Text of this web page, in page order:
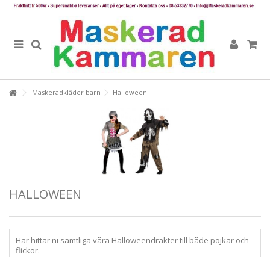
Maskeradkläder barn Halloween
HALLOWEEN
Här hittar ni samtliga våra Halloweendräkter till både pojkar och
flickor.